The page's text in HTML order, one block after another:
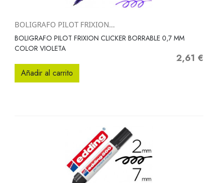
BOLIGRAFO PILOT FRIXION...
BOLIGRAFO PILOT FRIXION CLICKER BORRABLE 0,7 MM
COLOR VIOLETA
Precio
2,61 €
Añadir al carrito